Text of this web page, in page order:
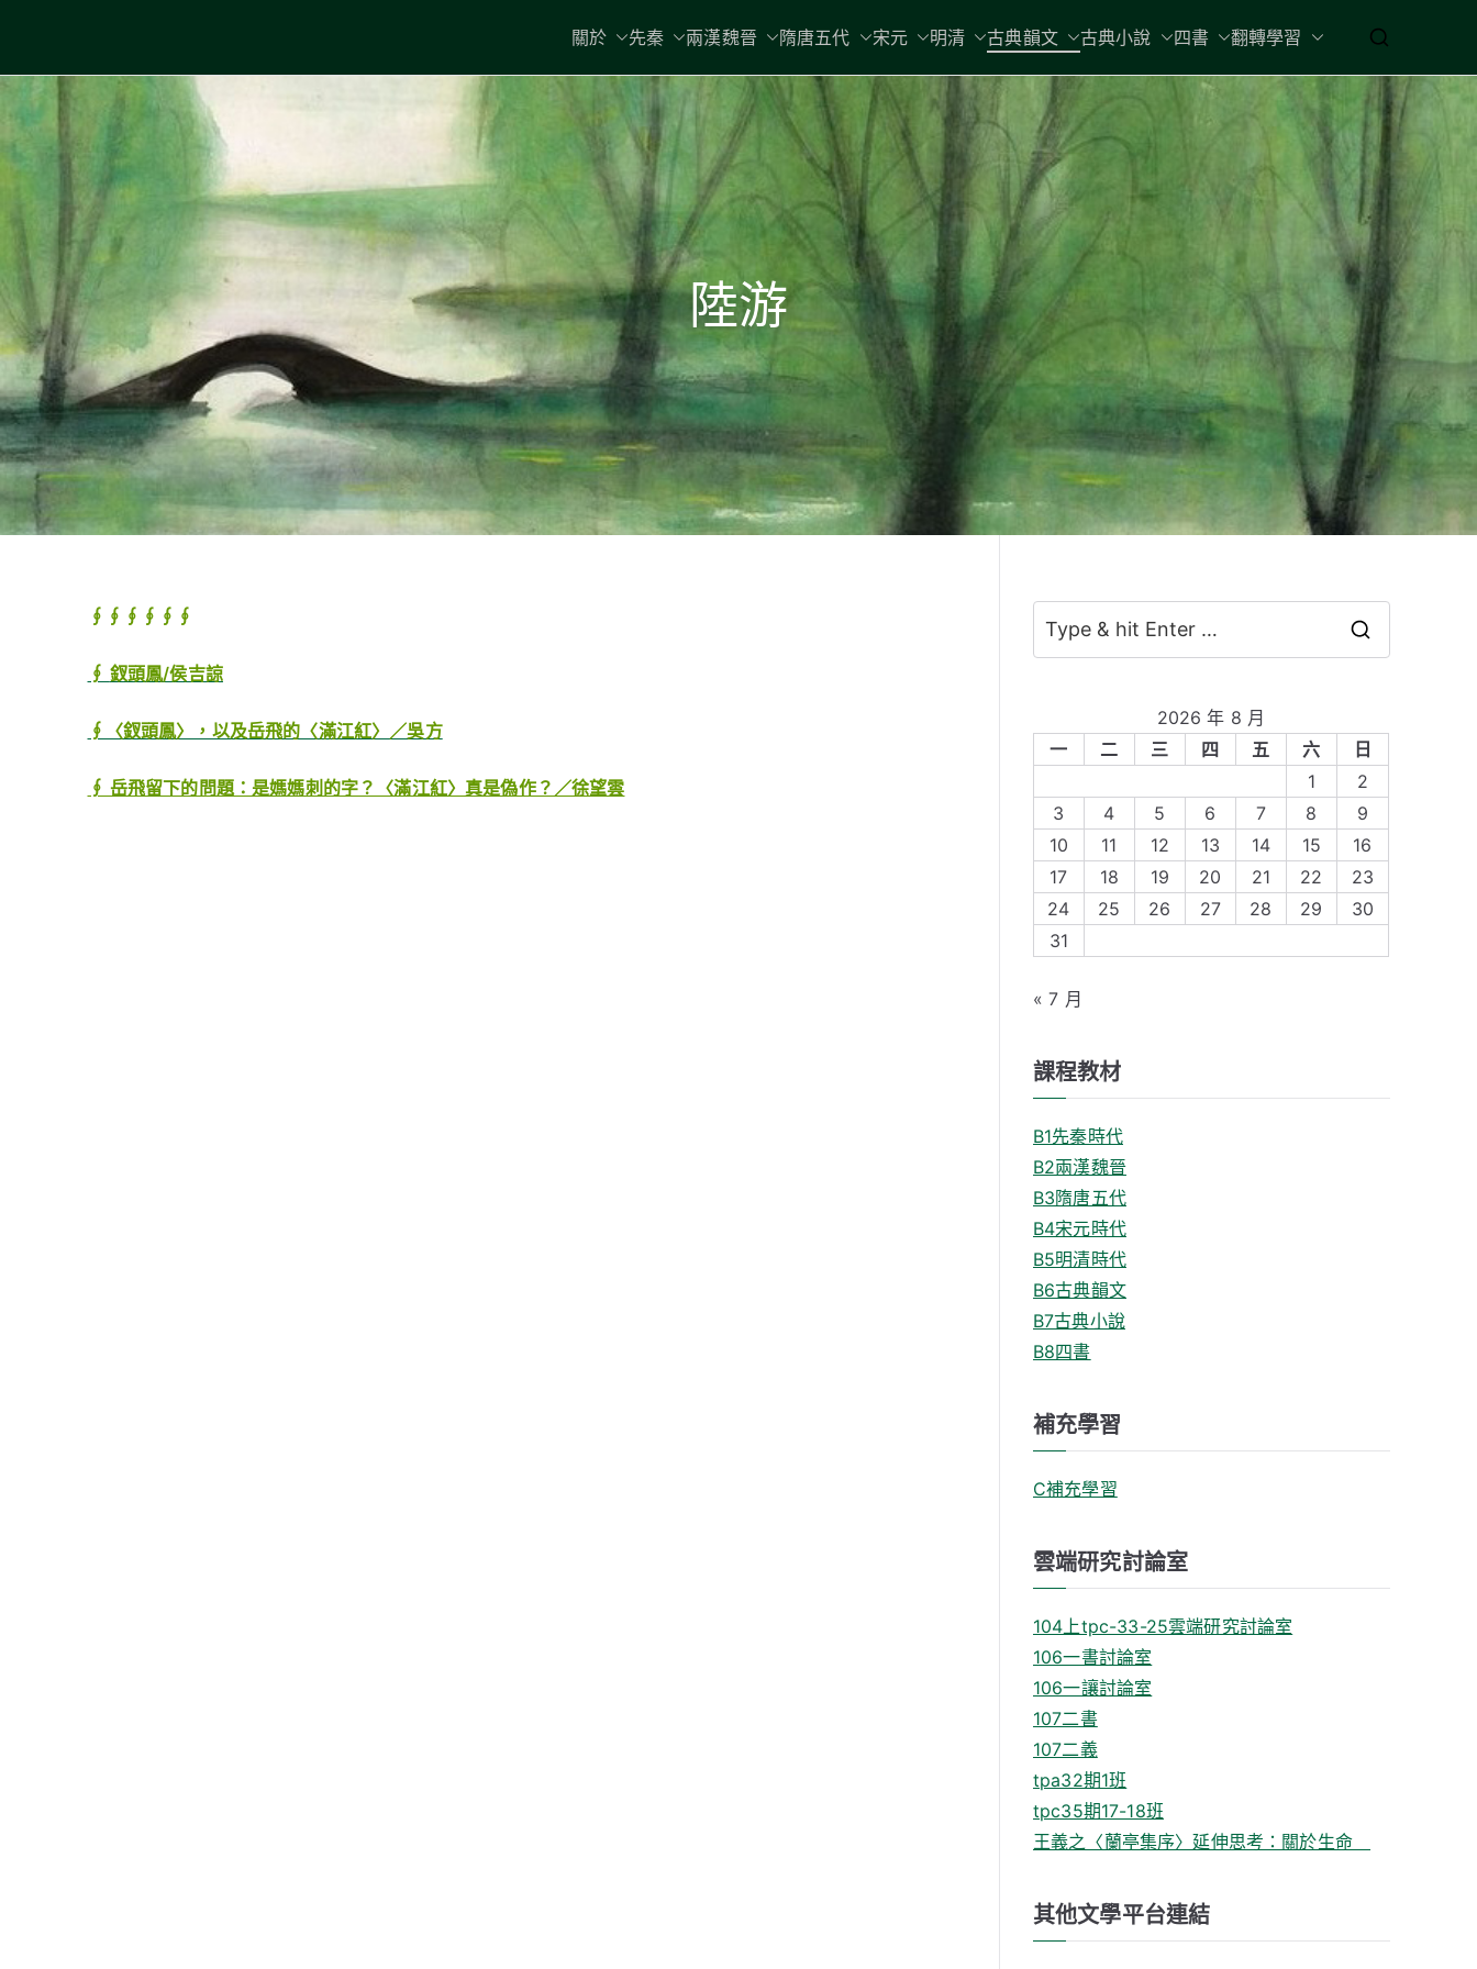
content
中國古典文學
關於 先秦 兩漢魏晉 隋唐五代 宋元 明清 古典韻文 古典小說 四書 翻轉學習
陸游
∮∮∮∮∮∮
∮ 釵頭鳳/侯吉諒
∮〈釵頭鳳〉，以及岳飛的〈滿江紅〉／吳方
∮ 岳飛留下的問題：是媽媽刺的字？〈滿江紅〉真是偽作？／徐望雲
r
c
h
f
o
r
:
2026 年 8 月
一
二 三 四 五 六
日
1
2
3
4 5 6 7 8
9
10
11 12 13 14 15
16
17
18 19 20 21 22
23
24
25 26 27 28 29
30
31
« 7 月
課程教材
B1先秦時代
B2兩漢魏晉
B3隋唐五代
B4宋元時代
B5明清時代
B6古典韻文
B7古典小說
B8四書
補充學習
C補充學習
雲端研究討論室
104上tpc-33-25雲端研究討論室
106一書討論室
106一讓討論室
107二書
107二義
tpa32期1班
tpc35期17-18班
王義之〈蘭亭集序〉延伸思考：關於生命
其他文學平台連結